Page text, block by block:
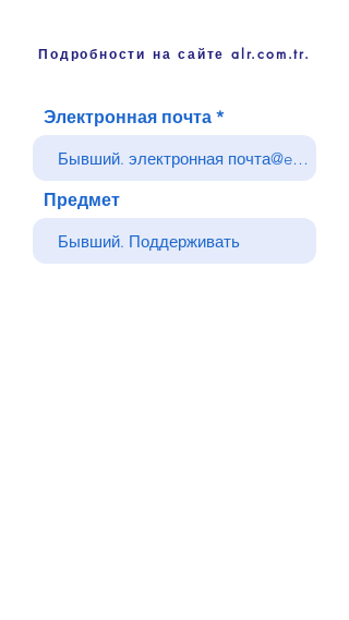
Подробности на сайте alr.com.tr.
Электронная почта
Предмет